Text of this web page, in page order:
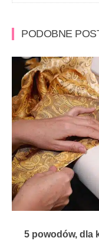
PODOBNE
5 powodów, dla